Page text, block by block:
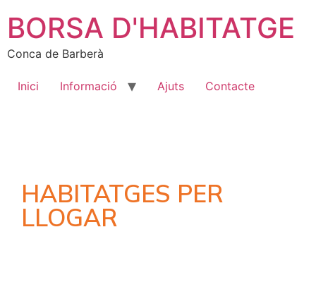
BORSA D'HABITATGE
Conca de Barberà
Inici Informació Ajuts Contacte
HABITATGES PER
LLOGAR